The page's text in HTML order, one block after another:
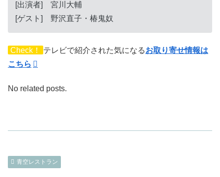
[出演者] 宮川大輔
[ゲスト] 野沢直子・椿鬼奴
Check！ テレビで紹介された気になるお取り寄せ情報は
こちら
No related posts.
青空レストラン